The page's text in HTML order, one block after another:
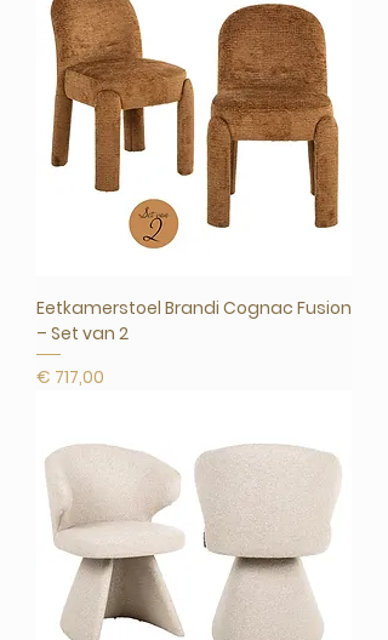
Eetkamerstoel Brandi Cognac Fusion
– Set van 2
Prijs
€ 717,00